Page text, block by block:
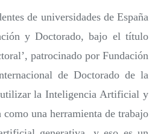
de universidades de España
y Doctorado, bajo el título
patrocinado por Fundación
de Doctorado de la
la Inteligencia Artificial y
una herramienta de trabajo